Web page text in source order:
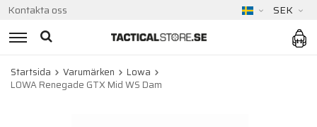
Kontakta oss SEK
Startsida Varumärken
Lowa
LOWA Renegade GTX Mid WS Dam